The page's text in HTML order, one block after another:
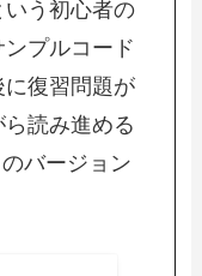
う初心者の
プルコード
に復習問題が
読み進める
バージョン